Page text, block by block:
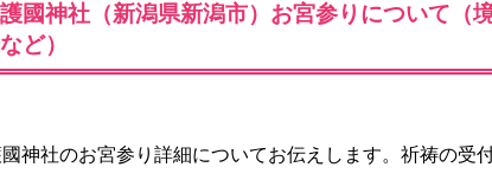
國神社（新潟県新潟市）お宮参りについて（
ど）
神社のお宮参り詳細についてお伝えします。祈祷の受